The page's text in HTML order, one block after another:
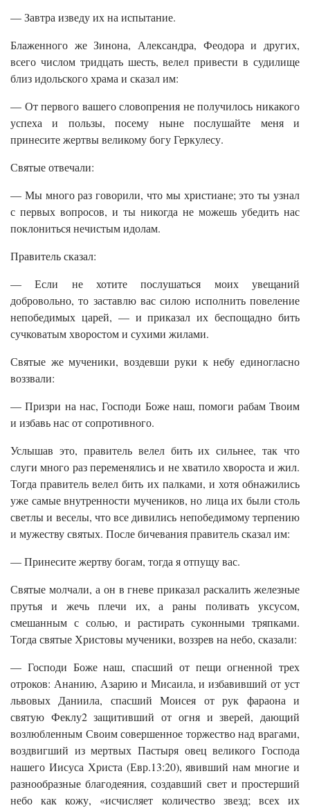
— Завтра изведу их на испытание.
Блаженного же Зинона, Александра, Феодора и других,
всего числом тридцать шесть, велел привести в судилище
близ идольского храма и сказал им:
— От первого вашего словопрения не получилось никакого
успеха и пользы, посему ныне послушайте меня и
принесите жертвы великому богу Геркулесу.
Святые отвечали:
— Мы много раз говорили, что мы христиане; это ты узнал
с первых вопросов, и ты никогда не можешь убедить нас
поклониться нечистым идолам.
Правитель сказал:
— Если не хотите послушаться моих увещаний
добровольно, то заставлю вас силою исполнить повеление
непобедимых царей, — и приказал их беспощадно бить
сучковатым хворостом и сухими жилами.
Святые же мученики, воздевши руки к небу единогласно
воззвали:
— Призри на нас, Господи Боже наш, помоги рабам Твоим
и избавь нас от сопротивного.
Услышав это, правитель велел бить их сильнее, так что
слуги много раз переменялись и не хватило хвороста и жил.
Тогда правитель велел бить их палками, и хотя обнажились
уже самые внутренности мучеников, но лица их были столь
светлы и веселы, что все дивились непобедимому терпению
и мужеству святых. После бичевания правитель сказал им:
— Принесите жертву богам, тогда я отпущу вас.
Святые молчали, а он в гневе приказал раскалить железные
прутья и жечь плечи их, а раны поливать уксусом,
смешанным с солью, и растирать суконными тряпками.
Тогда святые Христовы мученики, воззрев на небо, сказали:
— Господи Боже наш, спасший от пещи огненной трех
отроков: Ананию, Азарию и Мисаила, и избавивший от уст
львовых Даниила, спасший Моисея от рук фараона и
святую Феклу2 защитивший от огня и зверей, дающий
возлюбленным Своим совершенное торжество над врагами,
воздвигший из мертвых Пастыря овец великого Господа
нашего Иисуса Христа (Евр.13:20), явивший нам многие и
разнообразные благодеяния, создавший свет и простерший
небо как кожу, «исчисляет количество звезд; всех их